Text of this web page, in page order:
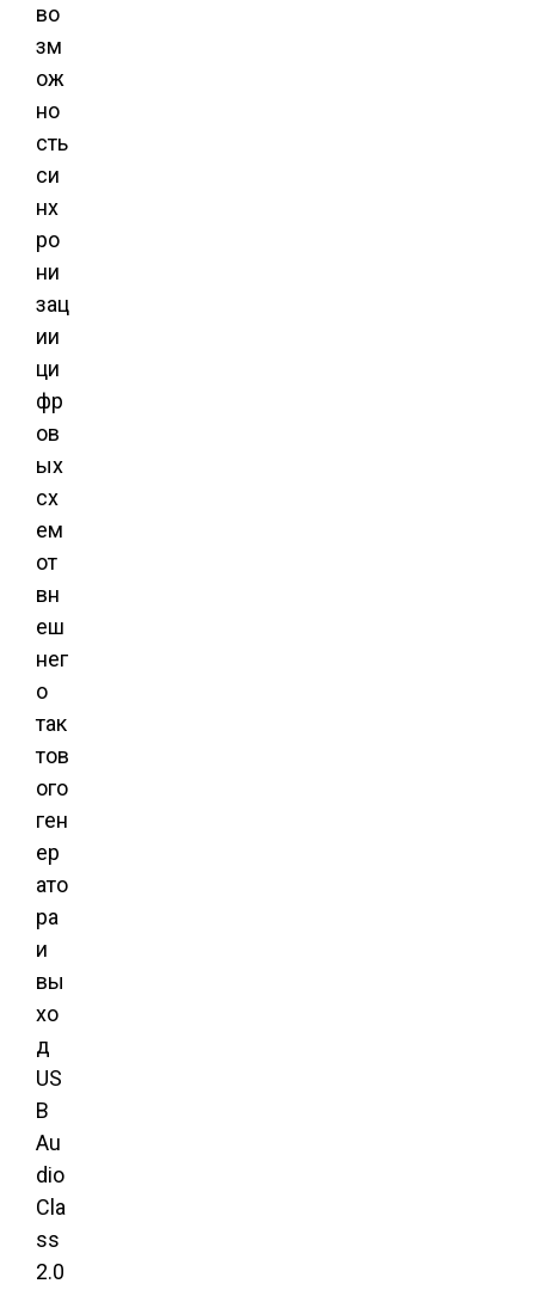
во
зм
ож
но
сть
си
нх
ро
ни
зац
ии
ци
фр
ов
ых
сх
ем
от
вн
еш
нег
о
так
тов
ого
ген
ер
ато
ра
и
вы
хо
д
US
B
Au
dio
Cla
ss
2.0